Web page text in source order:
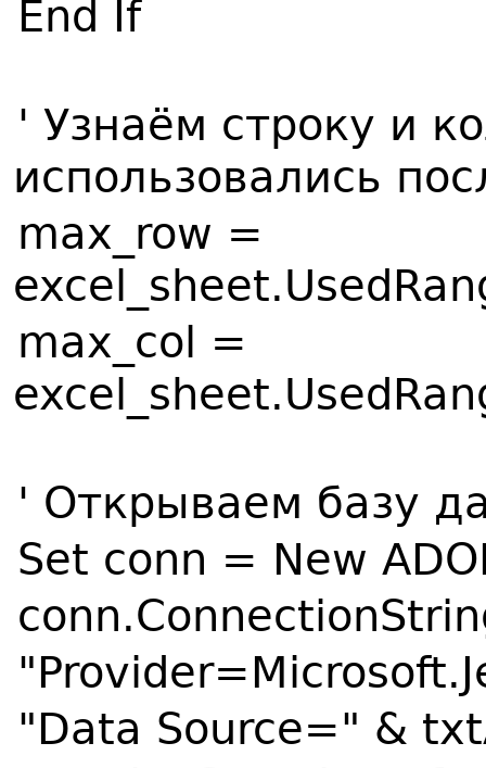
End If
' Узнаём строку и
использовались
max_row =
max_col =
' Открываем базу
Set conn = New
"Data Source=" &